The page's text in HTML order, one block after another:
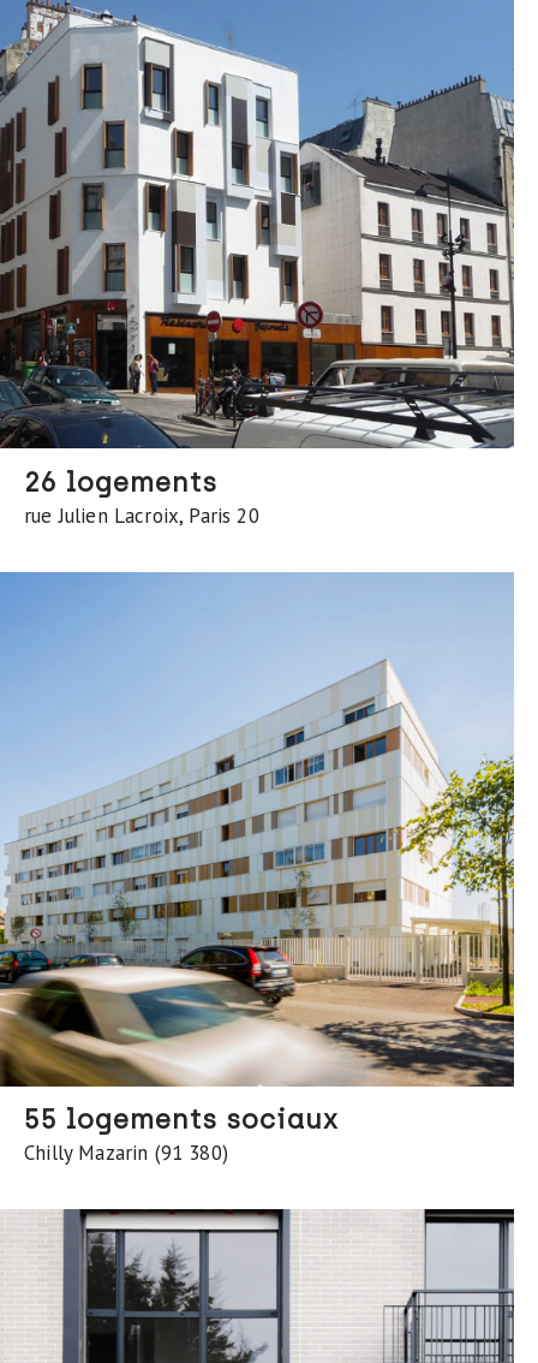
26 logements
rue Julien Lacroix, Paris 20
55 logements sociaux
Chilly Mazarin (91 380)